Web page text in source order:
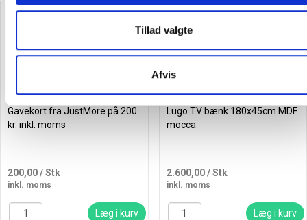
Tillad valgte
Afvis
Gavekort fra JustMore på 200
kr. inkl. moms
200,00/ Stk
inkl. moms
Læg i kurv
Gratis levering
Lugo TV bænk 180x45cm MDF
mocca
2.600,00/ Stk
inkl. moms
Læg i kurv